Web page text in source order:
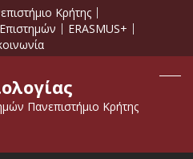
Κρήτης
ERASMUS+
Πανεπιστήμιο Κρήτης